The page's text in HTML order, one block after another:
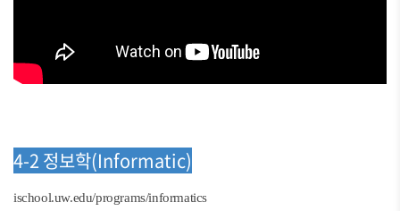
4-2 정보학(Informatic)
ischool.uw.edu/programs/informatics